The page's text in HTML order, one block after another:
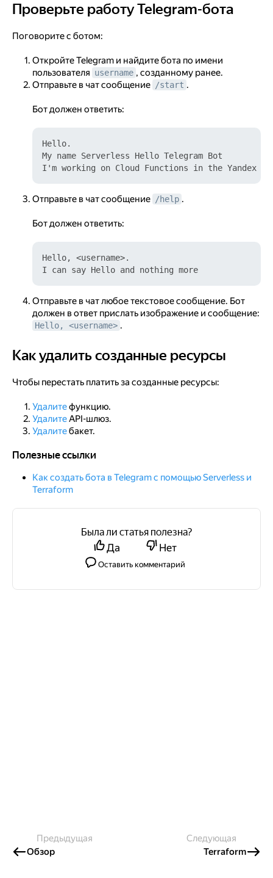
Проверьте работу Telegram-бота
Проверьте работу Telegram-бота
Поговорите с ботом:
Откройте Telegram и найдите бота по имени
пользователя username , созданному ранее.
Отправьте в чат сообщение /start .
Бот должен ответить:
Hello.
My name Serverless Hello Telegram Bot
Отправьте в чат сообщение /help .
Бот должен ответить:
Hello, <username>.
Отправьте в чат любое текстовое сообщение. Бот
должен в ответ прислать изображение и сообщение:
Hello, <username> .
Как удалить созданные ресурсы
Как удалить созданные ресурсы
Чтобы перестать платить за созданные ресурсы:
Удалитефункцию.
УдалитеAPI-шлюз.
Удалитебакет.
Полезные ссылки
Полезные ссылки
Как создать бота в Telegram с помощью Serverless и
Terraform
Была ли статья полезна?
Да
Нет
Оставить комментарий
Предыдущая
Обзор
Следующая
Terraform